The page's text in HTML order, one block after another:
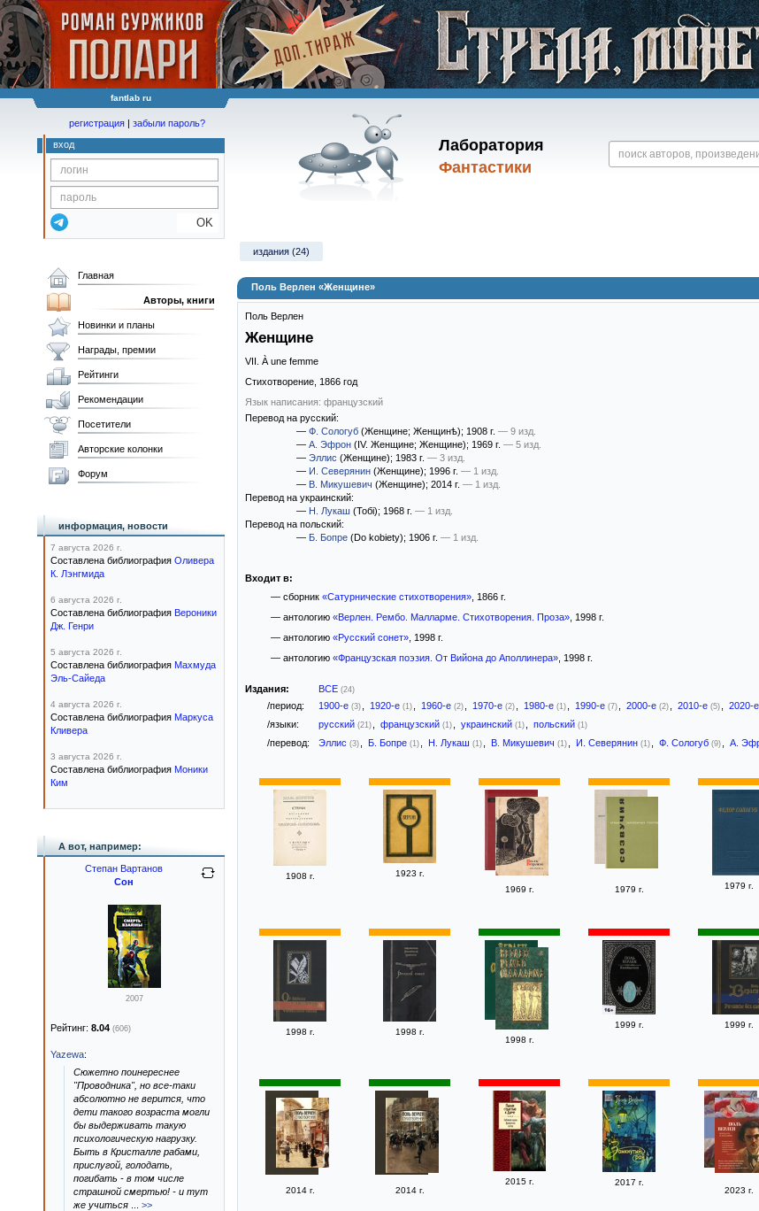
fantlab ru
Лаборатория
Фантастики
регистрация | забыли пароль?
вход
OK
издания (24)
Поль Верлен «Женщине»
Поль Верлен
Женщине
VII. À une femme
Стихотворение, 1866 год
Язык написания: французский
Перевод на русский:
— Ф. Сологуб (Женщине; Женщинѣ); 1908 г. — 9 изд.
— А. Эфрон (IV. Женщине; Женщине); 1969 г. — 5 изд.
— Эллис (Женщине); 1983 г. — 3 изд.
— И. Северянин (Женщине); 1996 г. — 1 изд.
— В. Микушевич (Женщине); 2014 г. — 1 изд.
Перевод на украинский:
— Н. Лукаш (Тобі); 1968 г. — 1 изд.
Перевод на польский:
— Б. Бопре (Do kobiety); 1906 г. — 1 изд.
Входит в:
— сборник «Сатурнические стихотворения», 1866 г.
— антологию «Верлен. Рембо. Малларме. Стихотворения. Проза», 1998 г.
— антологию «Русский сонет», 1998 г.
— антологию «Французская поэзия. От Вийона до Аполлинера», 1998 г.
Издания: ВСЕ (24)
/период: 1900-е (3) 1920-е (1) 1960-е (2) 1970-е (2) 1980-е (1) 1990-е (7) 2000-е (2) 2010-е (5) 2020-е
/языки: русский (21) французский (1) украинский (1) польский (1)
/перевод: Эллис (3) Б. Бопре (1) Н. Лукаш (1) В. Микушевич (1) И. Северянин (1) Ф. Сологуб (9) А.
1908 г.
1923 г.
1969 г.
1979 г. 1979 г.
1998 г.
1998 г.
1998 г.
1999 г.
1999 г.
2014 г. 2014 г.
2015 г.
2017 г.
2023 г.
Главная
Авторы, книги
Новинки и планы
Награды, премии
Рейтинги
Рекомендации
Посетители
Авторские колонки
Форум
информация, новости
7 августа 2026 г.
Составлена библиография Оливера
К. Лэнгмида
6 августа 2026 г.
Составлена библиография Вероники
Дж. Генри
5 августа 2026 г.
Составлена библиография Махмуда
Эль-Сайеда
4 августа 2026 г.
Составлена библиография Маркуса
Кливера
3 августа 2026 г.
Составлена библиография Моники
Ким
А вот, например:
Степан Вартанов
Сон
2007
Рейтинг: 8.04 (606)
Yazewa:
Сюжетно поинереснее
"Проводника", но все-таки
абсолютно не верится, что
дети такого возраста могли
бы выдерживать такую
психологическую нагрузку.
Быть в Кристалле рабами,
прислугой, голодать,
погибать - в том числе
страшной смертью! - и тут
же учиться
>>